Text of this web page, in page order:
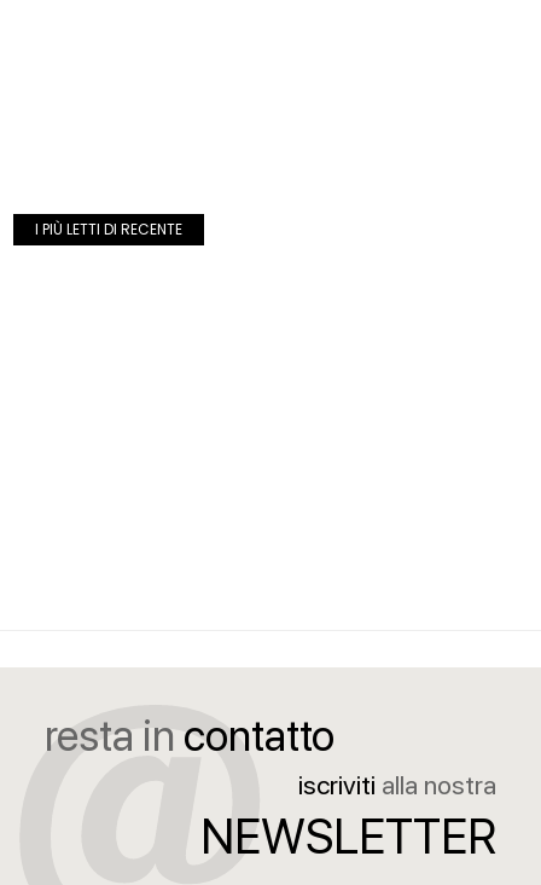
I PIÙ LETTI DI RECENTE
resta in contatto
iscriviti alla nostra
NEWSLETTER